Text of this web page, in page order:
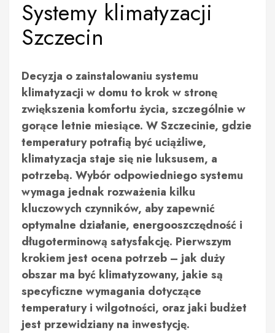
Systemy klimatyzacji
Szczecin
Decyzja o zainstalowaniu systemu
klimatyzacji w domu to krok w stronę
zwiększenia komfortu życia, szczególnie w
gorące letnie miesiące. W Szczecinie, gdzie
temperatury potrafią być uciążliwe,
klimatyzacja staje się nie luksusem, a
potrzebą. Wybór odpowiedniego systemu
wymaga jednak rozważenia kilku
kluczowych czynników, aby zapewnić
optymalne działanie, energooszczędność i
długoterminową satysfakcję. Pierwszym
krokiem jest ocena potrzeb – jak duży
obszar ma być klimatyzowany, jakie są
specyficzne wymagania dotyczące
temperatury i wilgotności, oraz jaki budżet
jest przewidziany na inwestycję.